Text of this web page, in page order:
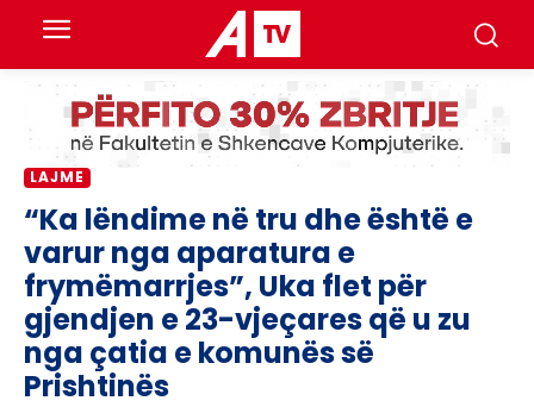
LAJME
“Ka lëndime në tru dhe është e
varur nga aparatura e
frymëmarrjes”, Uka flet për
gjendjen e 23-vjeçares që u zu
nga çatia e komunës së
Prishtinës